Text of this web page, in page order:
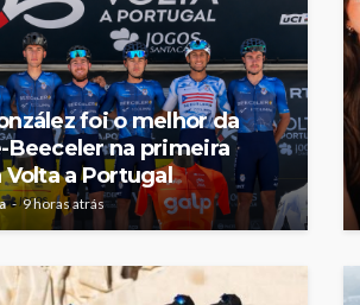
foi o melhor da
Beeceler na primeira
Volta a Portugal
9 horas atrás